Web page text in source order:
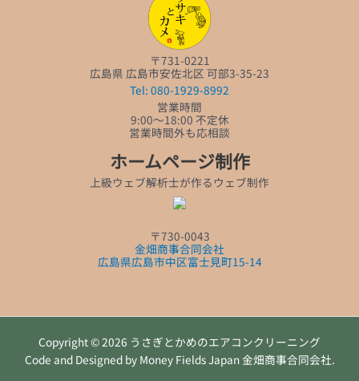
〒731-0221
広島県 広島市安佐北区 可部3-35-23
Tel: 080-1929-8992
営業時間
9:00～18:00 不定休
営業時間外も応相談
ホームページ制作
上級ウェブ解析士が作るウェブ制作
〒730-0043
金畑商事合同会社
広島県広島市中区富士見町15-14
Copyright © 2026 うさぎとかめのエアコンクリーニング
Code and Designed by Money Fields Japan 金畑商事合同会社.